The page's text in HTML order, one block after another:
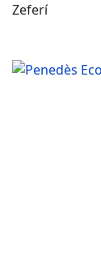
Zeferí